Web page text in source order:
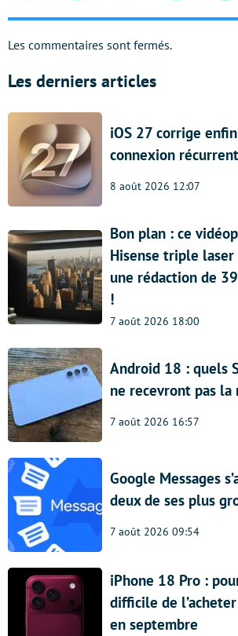
Les commentaires sont fermés.
Les derniers articles
iOS 27 corrige
connexion
8 août 2026 12:07
Bon plan : ce
Hisense triple laser
une rédaction de
!
7 août 2026 18:00
Android 18 : quels
ne recevront pas la
7 août 2026 16:57
Google Messages
deux de ses plus
7 août 2026 09:54
iPhone 18 Pro :
difficile de
en septembre